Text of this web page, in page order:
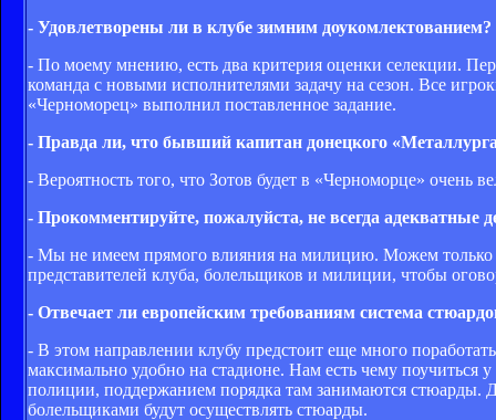
- Удовлетворены ли в клубе зимним доукомлектованием?
- По моему мнению, есть два критерия оценки селекции.
команда с новыми исполнителями задачу на сезон. Все
«Черноморец» выполнил поставленное задание.
- Правда ли, что бывший капитан донецкого
- Вероятность того, что Зотов будет в «Черноморце» очень
- Прокомментируйте, пожалуйста, не всегда адекватные
- Мы не имеем прямого влияния на милицию. Можем только
представителей клуба, болельщиков и милиции, чтобы
- Отвечает ли европейским требованиям система
- В этом направлении клубу предстоит еще много
максимально удобно на стадионе. Нам есть чему
полиции, поддержанием порядка там занимаются стюарды.
болельщиками будут осуществлять стюарды.